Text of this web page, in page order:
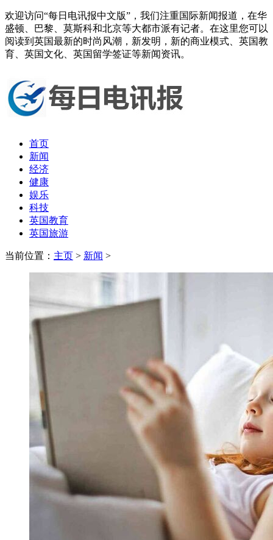
欢迎访问“每日电讯报中文版”，我们注重国际新闻报道，在华
盛顿、巴黎、莫斯科和北京等大都市派有记者。在这里您可以
阅读到英国最新的时尚风潮，新发明，新的商业模式、英国教
育、英国文化、英国留学签证等新闻资讯。
首页
新闻
经济
健康
娱乐
科技
英国教育
英国旅游
当前位置： 主页 > 新闻 >